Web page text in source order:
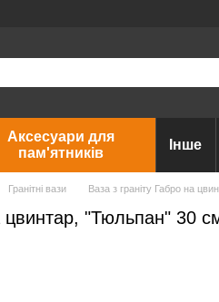
Аксесуари для
пам'ятників
Інше
Гранітні вази Ваза з граніту Габро на
цвинтар, "Тюльпан" 30